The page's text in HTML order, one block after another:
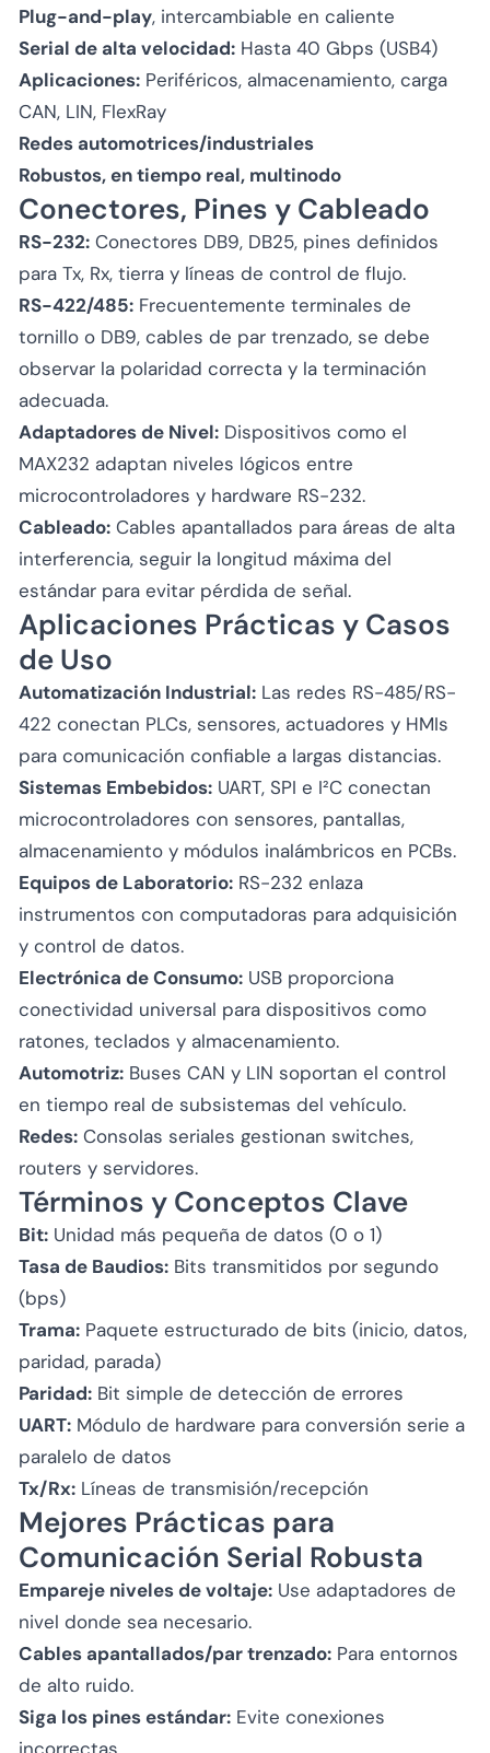
Plug-and-play, intercambiable en caliente
Serial de alta velocidad: Hasta 40 Gbps (USB4)
Aplicaciones: Periféricos, almacenamiento, carga
CAN, LIN, FlexRay
Redes automotrices/industriales
Robustos, en tiempo real, multinodo
Conectores, Pines y Cableado
RS-232: Conectores DB9, DB25, pines definidos
para Tx, Rx, tierra y líneas de control de flujo.
RS-422/485: Frecuentemente terminales de
tornillo o DB9, cables de par trenzado, se debe
observar la polaridad correcta y la terminación
adecuada.
Adaptadores de Nivel: Dispositivos como el
MAX232 adaptan niveles lógicos entre
microcontroladores y hardware RS-232.
Cableado: Cables apantallados para áreas de alta
interferencia, seguir la longitud máxima del
estándar para evitar pérdida de señal.
Aplicaciones Prácticas y Casos
de Uso
Automatización Industrial: Las redes RS-485/RS-
422 conectan PLCs, sensores, actuadores y HMIs
para comunicación confiable a largas distancias.
Sistemas Embebidos: UART, SPI e I²C conectan
microcontroladores con sensores, pantallas,
almacenamiento y módulos inalámbricos en PCBs.
Equipos de Laboratorio: RS-232 enlaza
instrumentos con computadoras para adquisición
y control de datos.
Electrónica de Consumo: USB proporciona
conectividad universal para dispositivos como
ratones, teclados y almacenamiento.
Automotriz: Buses CAN y LIN soportan el control
en tiempo real de subsistemas del vehículo.
Redes: Consolas seriales gestionan switches,
routers y servidores.
Términos y Conceptos Clave
Bit: Unidad más pequeña de datos (0 o 1)
Tasa de Baudios: Bits transmitidos por segundo
(bps)
Trama: Paquete estructurado de bits (inicio, datos,
paridad, parada)
Paridad: Bit simple de detección de errores
UART: Módulo de hardware para conversión serie a
paralelo de datos
Tx/Rx: Líneas de transmisión/recepción
Mejores Prácticas para
Comunicación Serial Robusta
Empareje niveles de voltaje: Use adaptadores de
nivel donde sea necesario.
Cables apantallados/par trenzado: Para entornos
de alto ruido.
Siga los pines estándar: Evite conexiones
incorrectas.